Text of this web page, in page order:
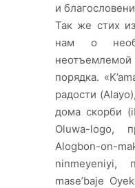
и
Так же стих
нам о
порядка.
радости
дома скорби
Oluwa-logo,
Alogbon-
ninmeyeniyi,
mase’baje